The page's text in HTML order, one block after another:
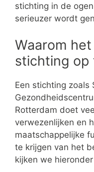
stichting in de
serieuzer wordt
Waarom
stichting op
Een stichting zoals
Rotterdam doet
verwezenlijken en
maatschappelijke
te krijgen van het
kijken we